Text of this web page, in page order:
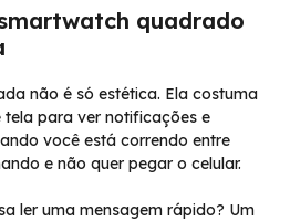
quadrado
não é só estética. Ela costuma
para ver notificações e
você está correndo entre
e não quer pegar o celular.
ler uma mensagem rápido? Um